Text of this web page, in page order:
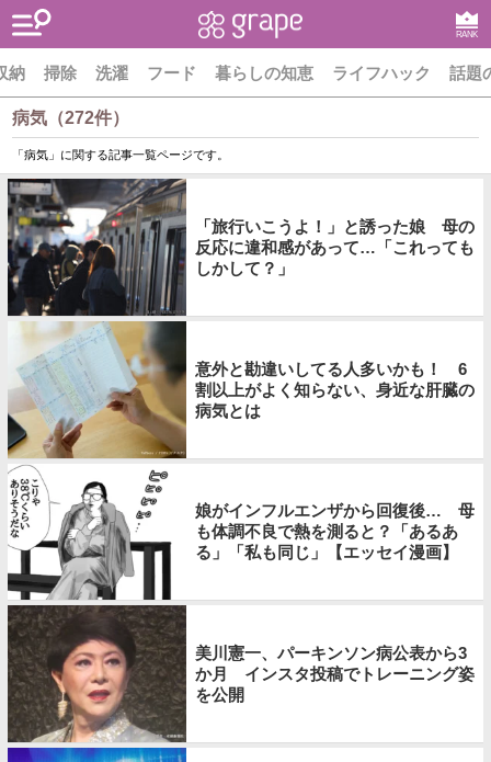
RANK
納 掃除 洗濯 フード 暮らしの知恵 ライフハック 話題
病気（272件）
「病気」に関する記事一覧ページです。
「旅行いこうよ！」と誘った娘 母の
反応に違和感があって…「これっても
しかして？」
意外と勘違いしてる人多いかも！ 6
割以上がよく知らない、身近な肝臓の
病気とは
娘がインフルエンザから回復後… 母
も体調不良で熱を測ると？「あるあ
る」「私も同じ」【エッセイ漫画】
美川憲一、パーキンソン病公表から3
か月 インスタ投稿でトレーニング姿
を公開